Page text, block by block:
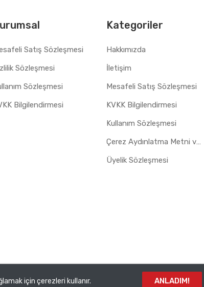
Satış Sözleşmesi
Sözleşmesi
Sözleşmesi
Bilgilendirmesi
Kategoriler
Hakkımızda
İletişim
Mesafeli Satış Sözleşmesi
KVKK Bilgilendirmesi
Kullanım Sözleşmesi
Çerez Aydınlatma Metni ve Gizlilik Politikası
Üyelik Sözleşmesi
için çerezleri kullanır. ANLADIM!